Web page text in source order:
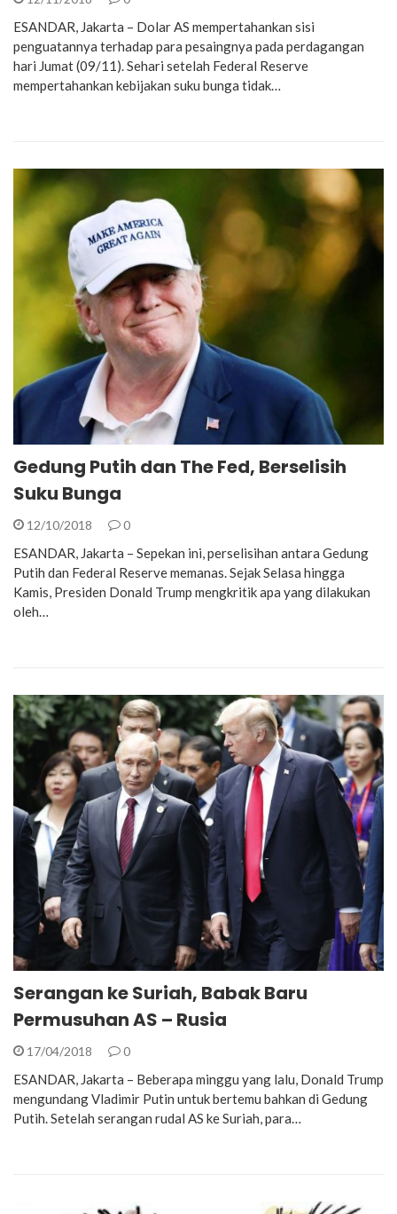
ESANDAR, Jakarta – Dolar AS mempertahankan sisi
penguatannya terhadap para pesaingnya pada perdagangan
hari Jumat (09/11). Sehari setelah Federal Reserve
mempertahankan kebijakan suku bunga tidak…
Gedung Putih dan The Fed, Berselisih
Suku Bunga
12/10/2018 0
ESANDAR, Jakarta – Sepekan ini, perselisihan antara Gedung
Putih dan Federal Reserve memanas. Sejak Selasa hingga
Kamis, Presiden Donald Trump mengkritik apa yang dilakukan
oleh…
Serangan ke Suriah, Babak Baru
Permusuhan AS – Rusia
17/04/2018 0
ESANDAR, Jakarta – Beberapa minggu yang lalu, Donald Trump
mengundang Vladimir Putin untuk bertemu bahkan di Gedung
Putih. Setelah serangan rudal AS ke Suriah, para…